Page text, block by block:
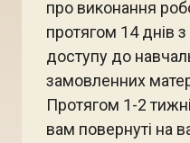
про виконання
протягом 14 днів
доступу до
замовленних
Протягом 1-2
вам повернуті на